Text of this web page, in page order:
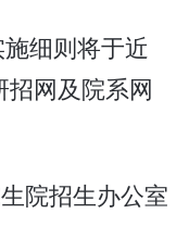
细则将于近
网及院系网
院招生办公室